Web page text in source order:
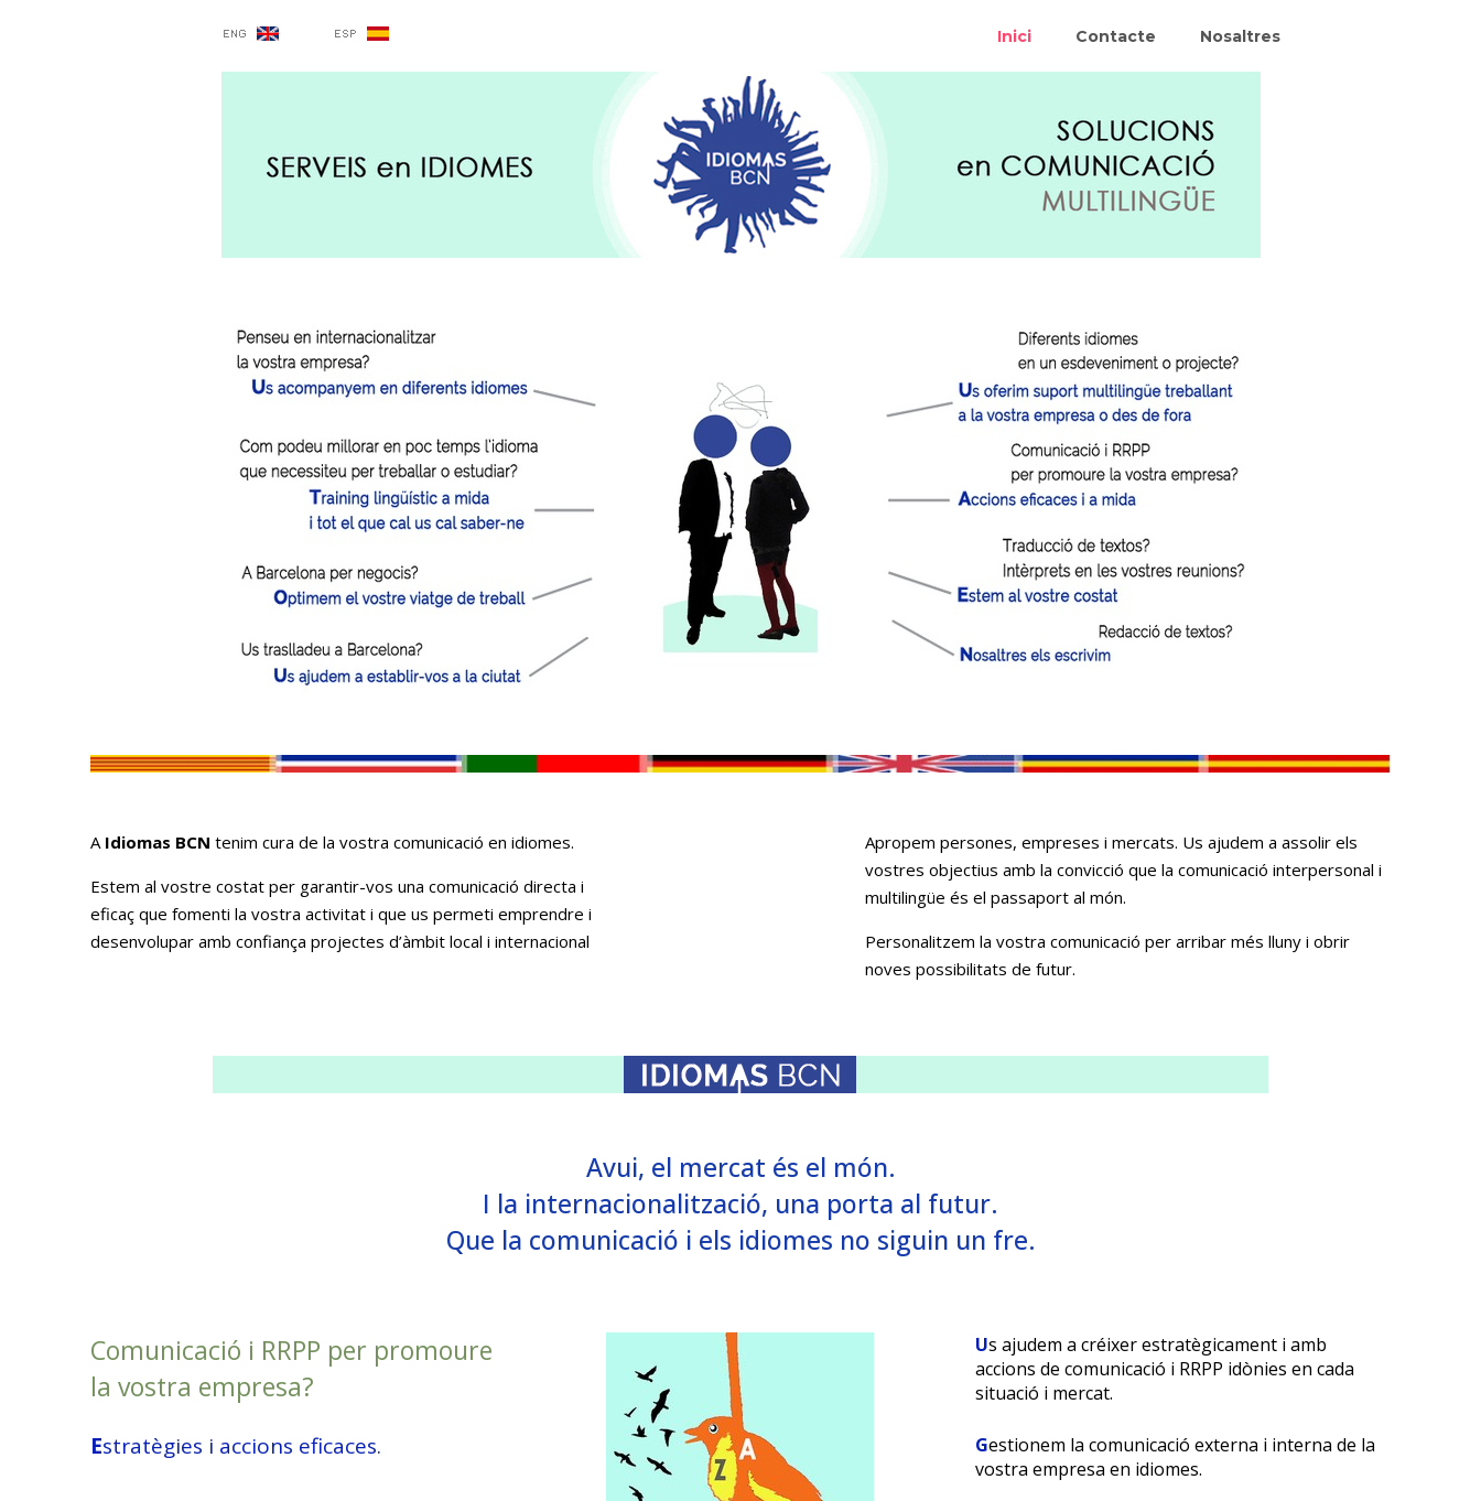
Inici Contacte Nosaltres
A Idiomas BCN tenim cura de la vostra comunicació en idiomes.
Estem al vostre costat per garantir-vos una comunicació directa i
eficaç que fomenti la vostra activitat i que us permeti emprendre i
desenvolupar amb confiança projectes d’àmbit local i internacional
Apropem persones, empreses i mercats. Us ajudem a assolir els
vostres objectius amb la convicció que la comunicació interpersonal i
multilingüe és el passaport al món.
Personalitzem la vostra comunicació per arribar més lluny i obrir
noves possibilitats de futur.
Avui, el mercat és el món.
I la internacionalització, una porta al futur.
Que la comunicació i els idiomes no siguin un fre.
Comunicació i RRPP per promoure
la vostra empresa?
Estratègies i accions eficaces.
Us ajudem a créixer estratègicament i amb
accions de comunicació i RRPP idònies en cada
situació i mercat.
Gestionem la comunicació externa i interna de la
vostra empresa en idiomes.